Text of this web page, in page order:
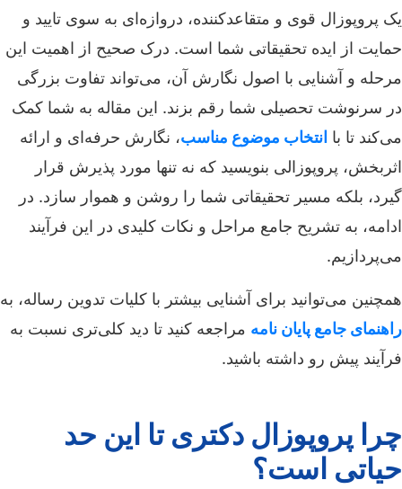
یک پروپوزال قوی و متقاعدکننده، دروازه‌ای به سوی تایید و
حمایت از ایده تحقیقاتی شما است. درک صحیح از اهمیت این
مرحله و آشنایی با اصول نگارش آن، می‌تواند تفاوت بزرگی
در سرنوشت تحصیلی شما رقم بزند. این مقاله به شما کمک
می‌کند تا با انتخاب موضوع مناسب، نگارش حرفه‌ای و ارائه
اثربخش، پروپوزالی بنویسید که نه تنها مورد پذیرش قرار
گیرد، بلکه مسیر تحقیقاتی شما را روشن و هموار سازد. در
ادامه، به تشریح جامع مراحل و نکات کلیدی در این فرآیند
می‌پردازیم.
همچنین می‌توانید برای آشنایی بیشتر با کلیات تدوین رساله، به
راهنمای جامع پایان نامه مراجعه کنید تا دید کلی‌تری نسبت به
فرآیند پیش رو داشته باشید.
چرا پروپوزال دکتری تا این حد
حیاتی است؟